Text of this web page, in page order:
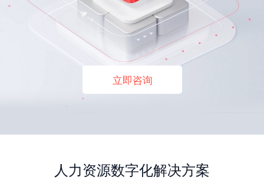
立即咨询
人力资源数字化解决方案